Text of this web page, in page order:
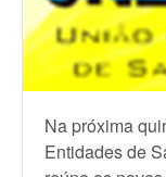
Na próxima
Entidades de